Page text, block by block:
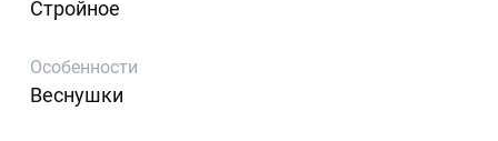
Стройное
Особенности
Веснушки